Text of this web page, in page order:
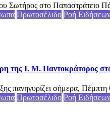
Σωτήρος στο Παπαστράτειο
Πρωτοσέλιδο Ροή Ειδήσεων
της Ι. Μ. Παντοκράτορος
πανηγυρίζει σήμερα,
Πρωτοσέλιδο Ροή Ειδήσεων